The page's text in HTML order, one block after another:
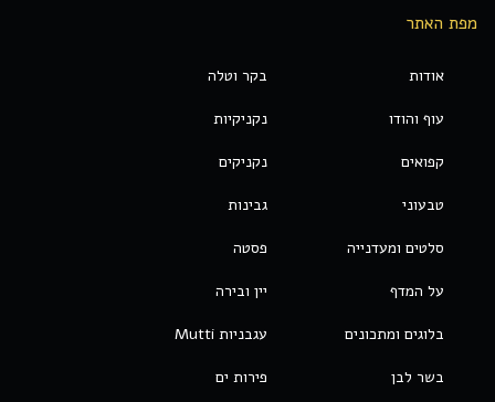
מפת האתר
אודות בקר וטלה
עוף והודו נקניקיות
קפואים נקניקים
טבעוני גבינות
סלטים ומעדנייה פסטה
על המדף יין ובירה
בלוגים ומתכונים עגבניות Mutti
בשר לבן פירות ים